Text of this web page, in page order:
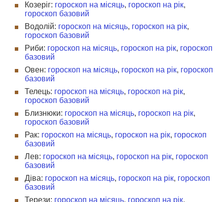
Козеріг: гороскоп на місяць, гороскоп на рік,
гороскоп базовий
Водолій: гороскоп на місяць, гороскоп на рік,
гороскоп базовий
Риби: гороскоп на місяць, гороскоп на рік, гороскоп
базовий
Овен: гороскоп на місяць, гороскоп на рік, гороскоп
базовий
Телець: гороскоп на місяць, гороскоп на рік,
гороскоп базовий
Близнюки: гороскоп на місяць, гороскоп на рік,
гороскоп базовий
Рак: гороскоп на місяць, гороскоп на рік, гороскоп
базовий
Лев: гороскоп на місяць, гороскоп на рік, гороскоп
базовий
Діва: гороскоп на місяць, гороскоп на рік, гороскоп
базовий
Терези: гороскоп на місяць, гороскоп на рік,